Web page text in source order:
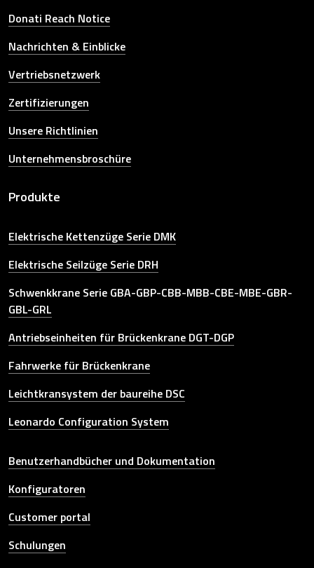
Donati Reach Notice
Nachrichten & Einblicke
Vertriebsnetzwerk
Zertifizierungen
Unsere Richtlinien
Unternehmensbroschüre
Produkte
Elektrische Kettenzüge Serie DMK
Elektrische Seilzüge Serie DRH
Schwenkkrane Serie GBA-GBP-CBB-MBB-CBE-MBE-GBR-
GBL-GRL
Antriebseinheiten für Brückenkrane DGT-DGP
Fahrwerke für Brückenkrane
Leichtkransystem der baureihe DSC
Leonardo Configuration System
Other link
Benutzerhandbücher und Dokumentation
Konfiguratoren
Customer portal
Schulungen